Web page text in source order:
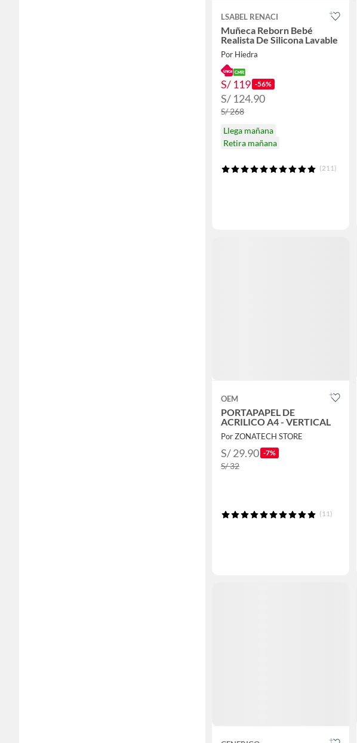
LSABEL RENACI
Muñeca Reborn Bebé
Realista De Silicona Lavable
Por Hiedra
S/ 119 -56%
S/ 124.90
S/ 268
Llega mañana
Retira mañana
(211)
OEM
PORTAPAPEL DE
ACRILICO A4 - VERTICAL
Por ZONATECH STORE
S/ 29.90 -7%
S/ 32
(11)